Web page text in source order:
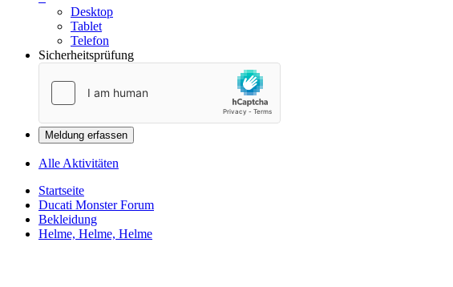
Desktop
Tablet
Telefon
Sicherheitsprüfung
Meldung erfassen
Alle Aktivitäten
Startseite
Ducati Monster Forum
Bekleidung
Helme, Helme, Helme